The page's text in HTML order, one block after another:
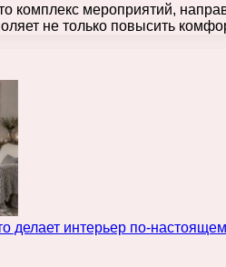
комплекс мероприятий,
не только повысить
делает интерьер по-